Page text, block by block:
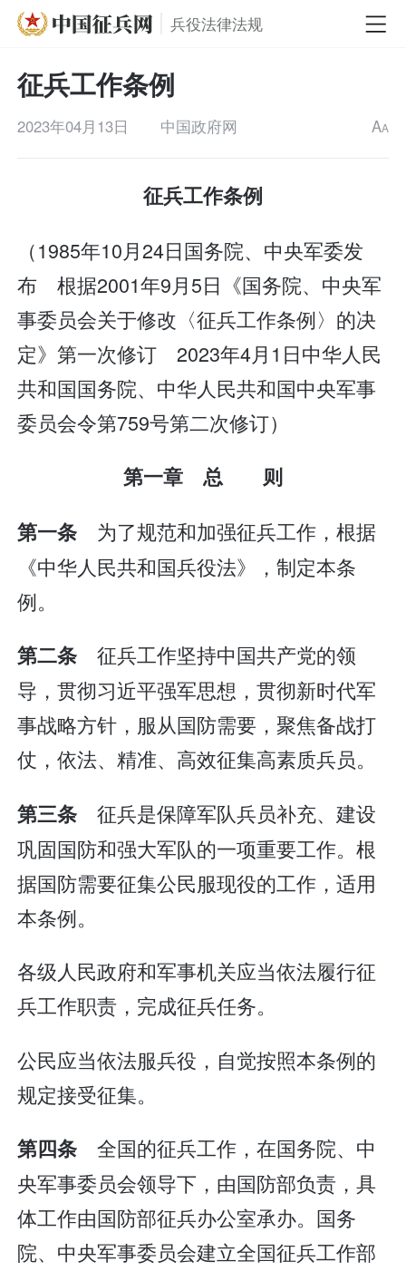
兵役法律法规
征兵工作条例
2023年04月13日 中国政府网 AA
征兵工作条例
（1985年10月24日国务院、中央军委发
布 根据2001年9月5日《国务院、中央军
事委员会关于修改〈征兵工作条例〉的决
定》第一次修订 2023年4月1日中华人民
共和国国务院、中华人民共和国中央军事
委员会令第759号第二次修订）
第一章 总 则
第一条 为了规范和加强征兵工作，根据
《中华人民共和国兵役法》，制定本条
例。
第二条 征兵工作坚持中国共产党的领
导，贯彻习近平强军思想，贯彻新时代军
事战略方针，服从国防需要，聚焦备战打
仗，依法、精准、高效征集高素质兵员。
第三条 征兵是保障军队兵员补充、建设
巩固国防和强大军队的一项重要工作。根
据国防需要征集公民服现役的工作，适用
本条例。
各级人民政府和军事机关应当依法履行征
兵工作职责，完成征兵任务。
公民应当依法服兵役，自觉按照本条例的
规定接受征集。
第四条 全国的征兵工作，在国务院、中
央军事委员会领导下，由国防部负责，具
体工作由国防部征兵办公室承办。国务
院、中央军事委员会建立全国征兵工作部